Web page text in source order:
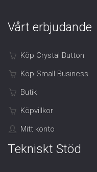
Vårt erbjudande
Köp Crystal Button
Köp Small Business
Butik
Köpvillkor
Mitt konto
Tekniskt Stöd